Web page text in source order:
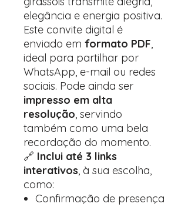
elegância e energia positiva.
Este convite digital é
enviado em formato PDF,
ideal para partilhar por
WhatsApp, e-mail ou redes
sociais. Pode ainda ser
impresso em alta
resolução, servindo
também como uma bela
recordação do momento.
🔗 Inclui até 3 links
interativos, à sua escolha,
como:
Confirmação de presença